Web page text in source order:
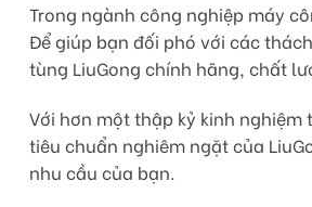
Trong ngành công nghiệp máy
Để giúp bạn đối phó với các
tùng LiuGong chính hãng, chất
Với hơn một thập kỷ kinh
tiêu chuẩn nghiêm ngặt của
nhu cầu của bạn.